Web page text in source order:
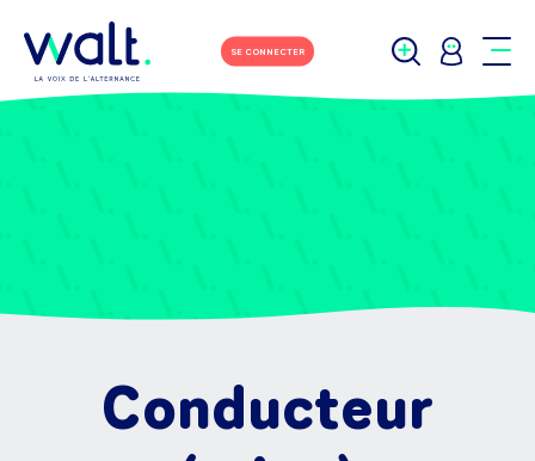
SE CONNECTER
Conducteur